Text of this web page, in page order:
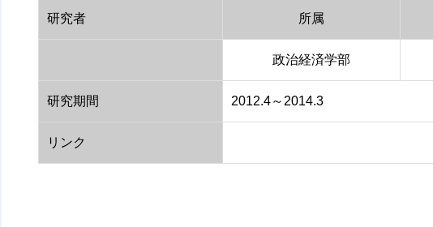
研究者 所属
政治経済学部
研究期間 2012.4～2014.3
リンク